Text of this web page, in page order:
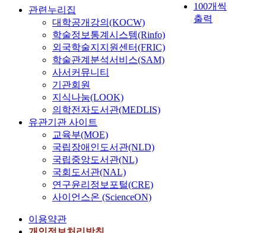
100개씩
출력
관련누리집
대학공개강의(KOCW)
학술정보통계시스템(Rinfo)
외국학술지지원센터(FRIC)
학술관계분석서비스(SAM)
사서커뮤니티
기관회원
지식나눔(LOOK)
의학전자도서관(MEDLIS)
유관기관 사이트
교육부(MOE)
국립장애인도서관(NLD)
국립중앙도서관(NL)
국회도서관(NAL)
연구윤리정보포털(CRE)
사이언스온 (ScienceON)
이용약관